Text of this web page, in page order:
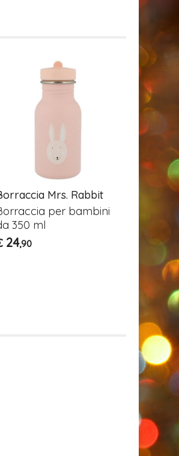
Mrs. Rabbit
per bambini
350 ml
24,90
Zaino
Lo
scuola
,99